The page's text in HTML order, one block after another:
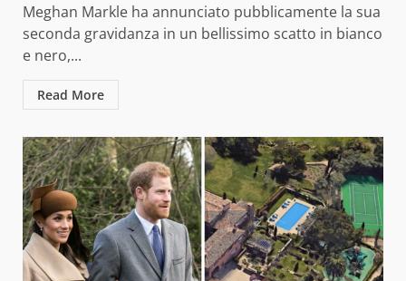
Meghan Markle ha annunciato pubblicamente la sua
seconda gravidanza in un bellissimo scatto in bianco
e nero,...
Read More